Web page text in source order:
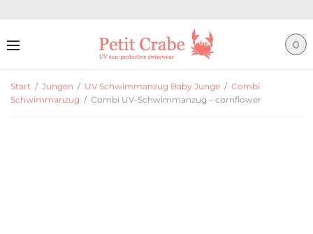
0
Start / Jungen / UV Schwimmanzug Baby Junge / Combi
Schwimmanzug / Combi UV-Schwimmanzug – cornflower